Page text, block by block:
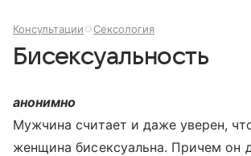
Консультации Сексология
Бисексуальность
анонимно
Мужчина считает и даже уверен,
женщина бисексуальна. Причем он